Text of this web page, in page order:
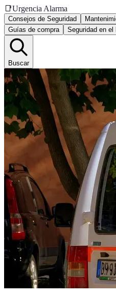
📑Urgencia Alarma
Consejos de Seguridad
Guías de compra
Seguridad en el
Buscar